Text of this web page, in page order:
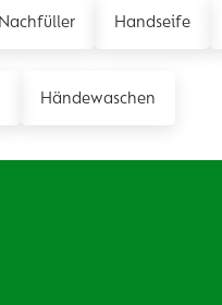
Nachfüller Handseife
Händewaschen